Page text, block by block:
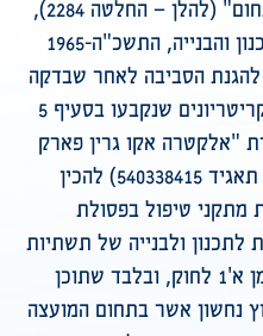
ומיגור הפשיעה וההון השחור בתחום" (להלן – החלטה 2284),
בהתאם לסעיף 76ב(ג) לחוק התכנון והבנייה, התשכ"ה-1965
הסביבה לאחר שבדקה
ומצאה כי מתקיימים התנאים והקריטריונים שנקבעו בסעיף 5
חברת "אלקטרה אקו גרין פארק
למיחזור שותפות מוגבלת" (מס' תאגיד 540338415) להכין
טיפול בפסולת
לתכנון ולבנייה של תשתיות
לאומיות, כהגדרתה בפרק ב' סימן א'1 לחוק, ובלבד שתוכן
נחשון אשר בתחום המועצה